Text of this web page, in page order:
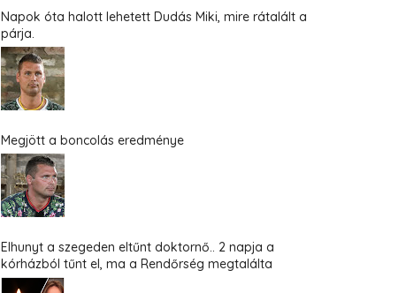
Napok óta halott lehetett Dudás Miki, mire rátalált a
párja.
Megjött a boncolás eredménye
Elhunyt a szegeden eltűnt doktornő.. 2 napja a
kórházból tűnt el, ma a Rendőrség megtalálta